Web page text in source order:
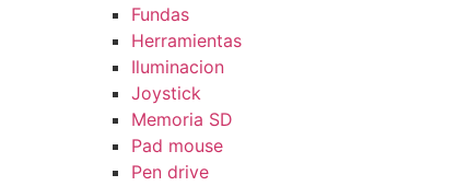
Fundas
Herramientas
Iluminacion
Joystick
Memoria SD
Pad mouse
Pen drive